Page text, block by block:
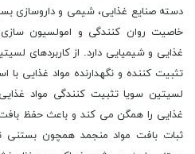
دسته صنایع غذایی، شیمی و داروسازی
خاصیت روان کنندگی و امولسیون
غذایی و شیمیایی دارد. از کاربردهای
تثبیت کننده و نگهدارنده مواد غذایی با
لسیتین سویا تثبیت کنندگی مواد
غذایی را همگن می کند و باعث حفظ
ثبات بافت مواد منجمد همچون بستنی